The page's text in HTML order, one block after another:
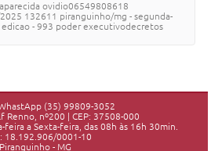
ovidio06549808618
132611 piranguinho/mg - segunda-
- 993 poder executivodecretos
(35) 99809-3052
Renno, nº200 | CEP: 37508-000
a Sexta-feira, das 08h às 16h 30min.
18.192.906/0001-10
Piranguinho - MG